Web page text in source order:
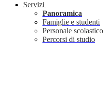
Servizi
Panoramica
Famiglie e studenti
Personale scolastico
Percorsi di studio